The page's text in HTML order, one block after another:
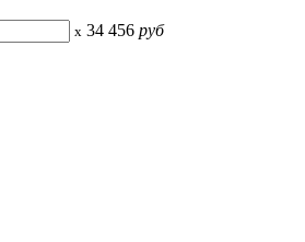
x 34 456 руб